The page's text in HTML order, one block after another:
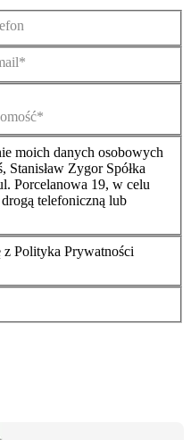
moich danych osobowych
Zygor Spółka
Porcelanowa 19, w celu
telefoniczną lub
z Polityka Prywatności